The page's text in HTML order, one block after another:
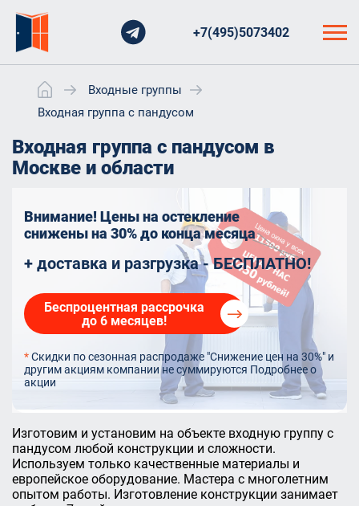
+7(495)5073402
Входные группы
Входная группа с пандусом
Входная группа с пандусом в
Москве и области
Внимание! Цены на остекление
снижены на 30%до конца месяца
+ доставка и разгрузка - БЕСПЛАТНО!
Беспроцентная рассрочка
до 6 месяцев!
*Скидки по сезонная распродаже "Снижение цен на 30%" и
другим акциям компании не суммируются Подробнее о
акции
Изготовим и установим на объекте входную группу с
пандусом любой конструкции и сложности.
Используем только качественные материалы и
европейское оборудование. Мастера с многолетним
опытом работы. Изготовление конструкции занимает